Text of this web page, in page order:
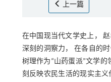
上一篇
在中国现当代文学史上，
深刻的洞察力， 在各自的
树理作为“山药蛋派”文学的
刻反映农民生活的现实主